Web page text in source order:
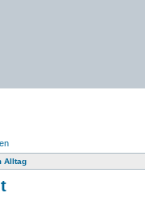
Alltag